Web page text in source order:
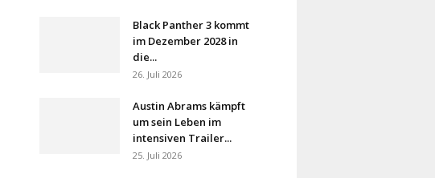
Black Panther 3 kommt
im Dezember 2028 in
die...
26. Juli 2026
Austin Abrams kämpft
um sein Leben im
intensiven Trailer...
25. Juli 2026